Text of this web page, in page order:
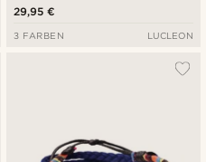
29,95 €
3 FARBEN LUCLEON